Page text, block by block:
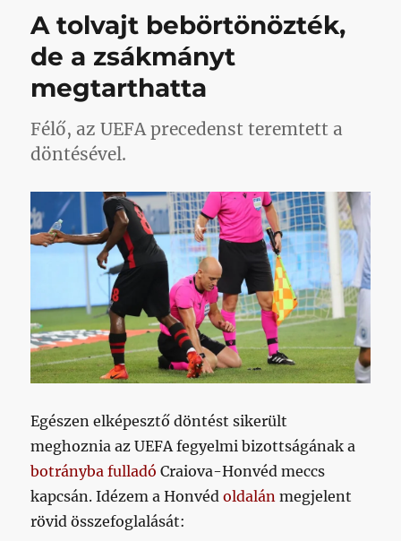
a
Craiova-
Honvédról,
hogy
nincs
||
van
hír
című
bejegyzéshez
A tolvajt bebörtönözték,
de a zsákmányt
megtarthatta
Félő, az UEFA precedenst teremtett a
döntésével.
Egészen elképesztő döntést sikerült
meghoznia az UEFA fegyelmi bizottságának a
botrányba fulladó Craiova-Honvéd meccs
kapcsán. Idézem a Honvédoldalán megjelent
rövid összefoglalását: